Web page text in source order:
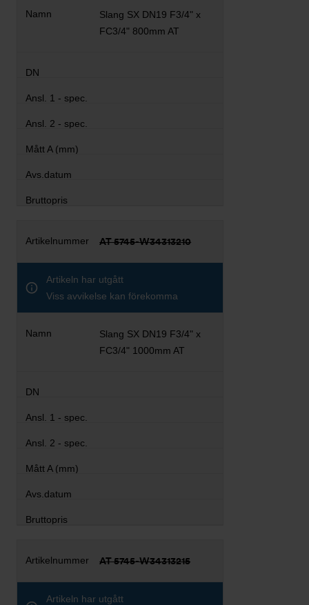
Slang SX DN19 F3/4" x
FC3/4" 800mm AT
AT 5745-W34313210
Artikeln har utgått
Viss avvikelse kan förekomma
Slang SX DN19 F3/4" x
FC3/4" 1000mm AT
AT 5745-W34313215
Artikeln har utgått